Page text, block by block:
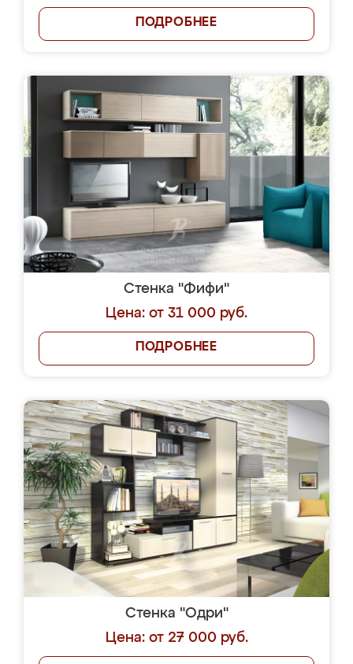
ПОДРОБНЕЕ
Стенка "Фифи"
Цена: от 31 000 руб.
ПОДРОБНЕЕ
Стенка "Одри"
Цена: от 27 000 руб.